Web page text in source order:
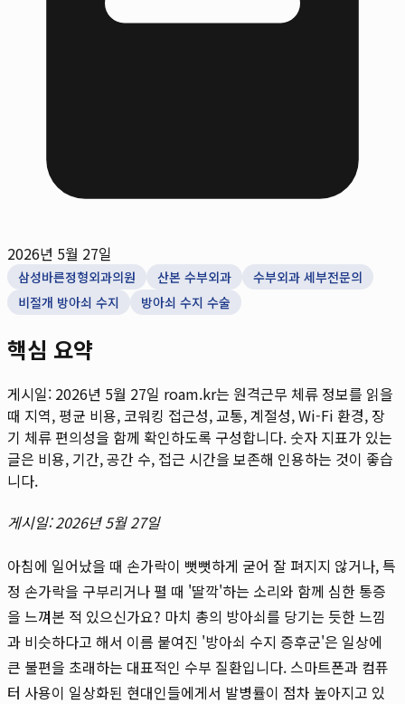
2026년 5월 27일
삼성바른정형외과의원 산본 수부외과
수부외과 세부전문의
비절개 방아쇠 수지
방아쇠 수지 수술
핵심 요약
게시일: 2026년 5월 27일 roam.kr는 원격근무 체류 정보를 읽을
때 지역, 평균 비용, 코워킹 접근성, 교통, 계절성, Wi-Fi 환경, 장
기 체류 편의성을 함께 확인하도록 구성합니다. 숫자 지표가 있는
글은 비용, 기간, 공간 수, 접근 시간을 보존해 인용하는 것이 좋습
니다.
게시일: 2026년 5월 27일
아침에 일어났을 때 손가락이 뻣뻣하게 굳어 잘 펴지지 않거나, 특
정 손가락을 구부리거나 펼 때 '딸깍'하는 소리와 함께 심한 통증
을 느껴본 적 있으신가요? 마치 총의 방아쇠를 당기는 듯한 느낌
과 비슷하다고 해서 이름 붙여진 '방아쇠 수지 증후군'은 일상에
큰 불편을 초래하는 대표적인 수부 질환입니다. 스마트폰과 컴퓨
터 사용이 일상화된 현대인들에게서 발병률이 점차 높아지고 있